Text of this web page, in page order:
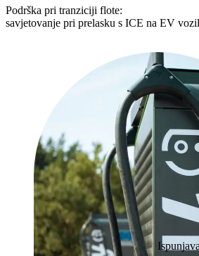
Podrška pri tranziciji flote:
savjetovanje pri prelasku s ICE na EV